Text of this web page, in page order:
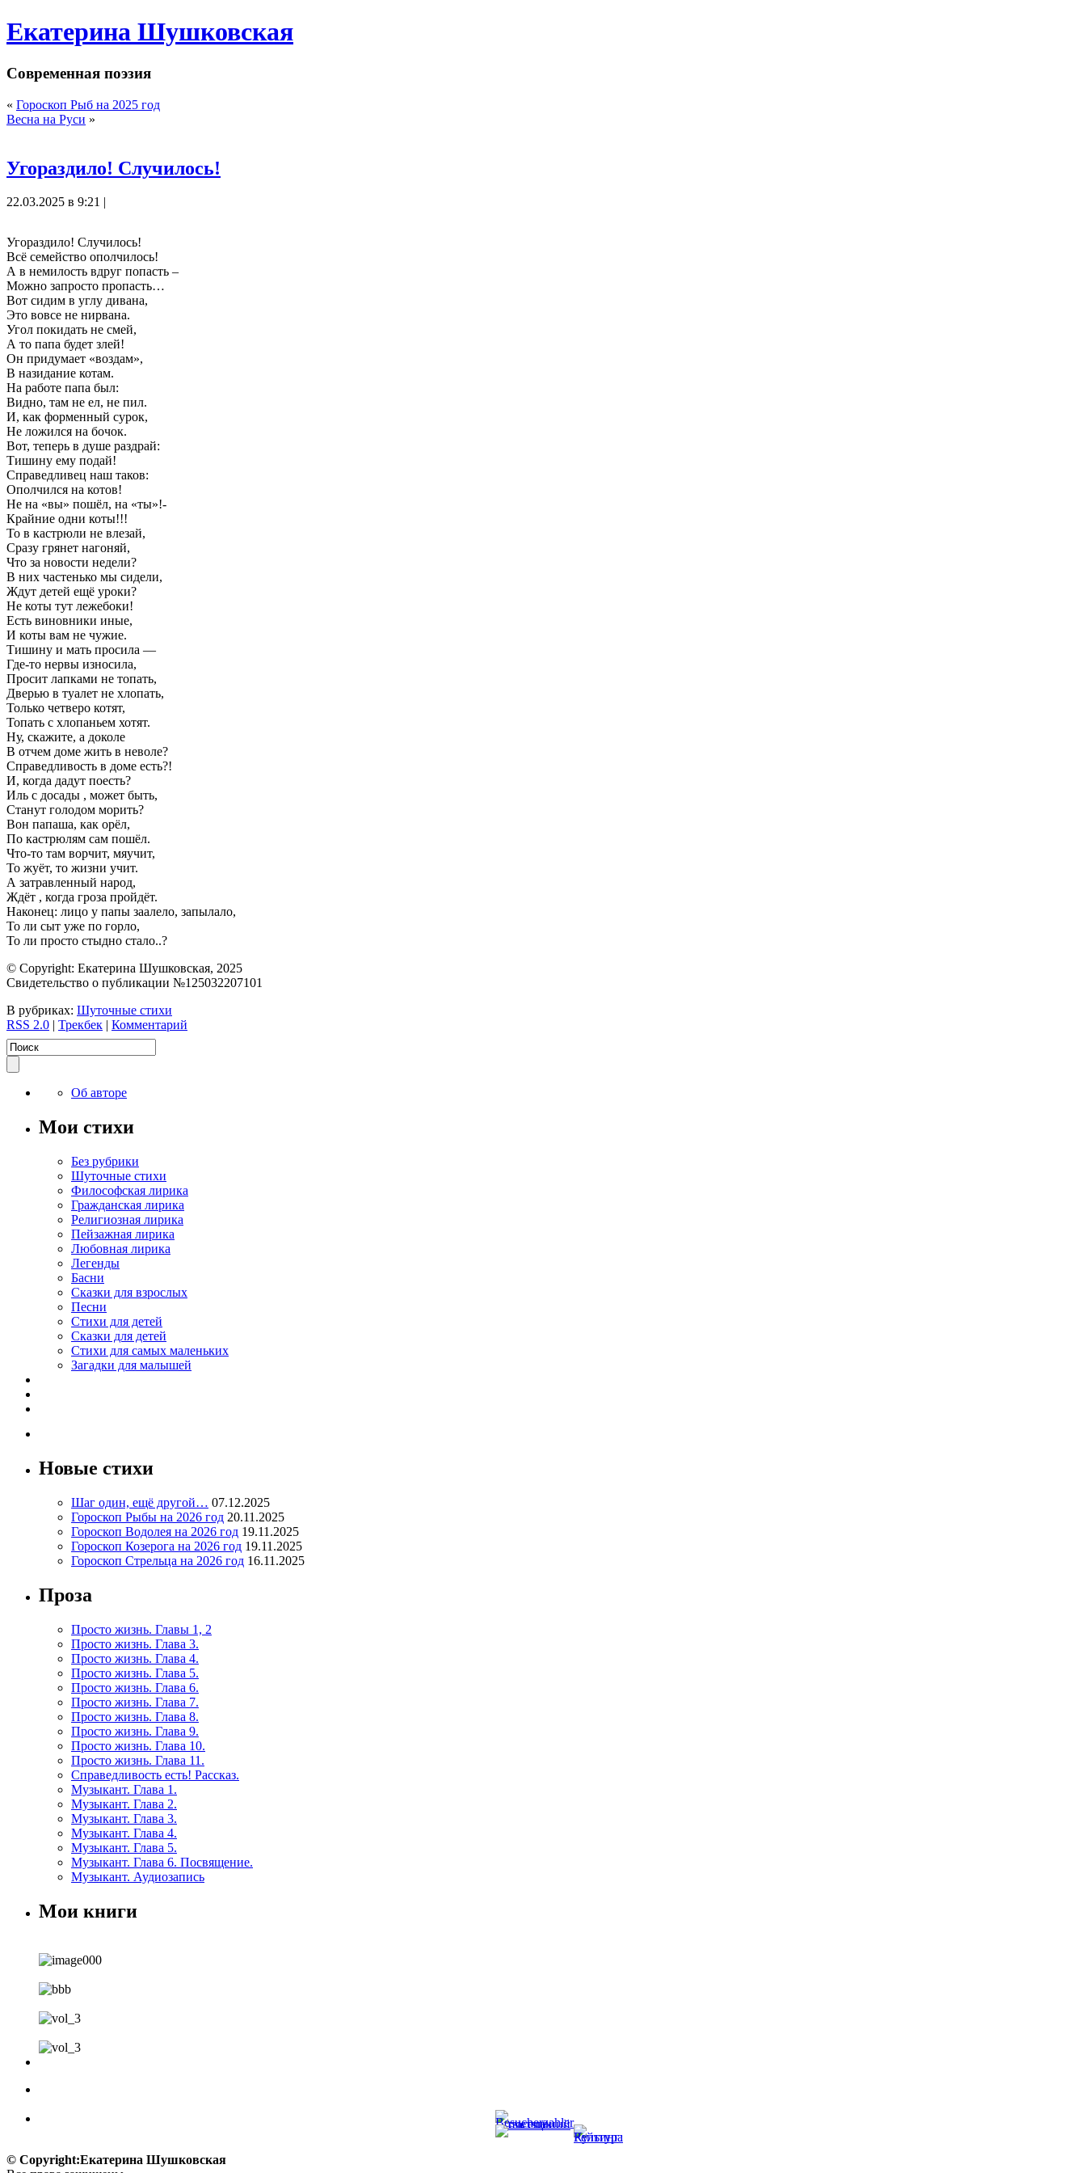
Екатерина Шушковская
Современная поэзия
« Гороскоп Рыб на 2025 год
Весна на Руси »
Угораздило! Случилось!
22.03.2025 в 9:21 |
Угораздило! Случилось!
Всё семейство ополчилось!
А в немилость вдруг попасть –
Можно запросто пропасть…
Вот сидим в углу дивана,
Это вовсе не нирвана.
Угол покидать не смей,
А то папа будет злей!
Он придумает «воздам»,
В назидание котам.
На работе папа был:
Видно, там не ел, не пил.
И, как форменный сурок,
Не ложился на бочок.
Вот, теперь в душе раздрай:
Тишину ему подай!
Справедливец наш таков:
Ополчился на котов!
Не на «вы» пошёл, на «ты»!-
Крайние одни коты!!!
То в кастрюли не влезай,
Сразу грянет нагоняй,
Что за новости недели?
В них частенько мы сидели,
Ждут детей ещё уроки?
Не коты тут лежебоки!
Есть виновники иные,
И коты вам не чужие.
Тишину и мать просила —
Где-то нервы износила,
Просит лапками не топать,
Дверью в туалет не хлопать,
Только четверо котят,
Топать с хлопаньем хотят.
Ну, скажите, а доколе
В отчем доме жить в неволе?
Справедливость в доме есть?!
И, когда дадут поесть?
Иль с досады , может быть,
Станут голодом морить?
Вон папаша, как орёл,
По кастрюлям сам пошёл.
Что-то там ворчит, мяучит,
То жуёт, то жизни учит.
А затравленный народ,
Ждёт , когда гроза пройдёт.
Наконец: лицо у папы заалело, запылало,
То ли сыт уже по горло,
То ли просто стыдно стало..?
© Copyright: Екатерина Шушковская, 2025
Свидетельство о публикации №125032207101
В рубриках: Шуточные стихи
RSS 2.0 | Трекбек | Комментарий
Об авторе
Мои стихи
Без рубрики
Шуточные стихи
Философская лирика
Гражданская лирика
Религиозная лирика
Пейзажная лирика
Любовная лирика
Легенды
Басни
Сказки для взрослых
Песни
Стихи для детей
Сказки для детей
Стихи для самых маленьких
Загадки для малышей
Новые стихи
Шаг один, ещё другой… 07.12.2025
Гороскоп Рыбы на 2026 год 20.11.2025
Гороскоп Водолея на 2026 год 19.11.2025
Гороскоп Козерога на 2026 год 19.11.2025
Гороскоп Стрельца на 2026 год 16.11.2025
Проза
Просто жизнь. Главы 1, 2
Просто жизнь. Глава 3.
Просто жизнь. Глава 4.
Просто жизнь. Глава 5.
Просто жизнь. Глава 6.
Просто жизнь. Глава 7.
Просто жизнь. Глава 8.
Просто жизнь. Глава 9.
Просто жизнь. Глава 10.
Просто жизнь. Глава 11.
Справедливость есть! Рассказ.
Музыкант. Глава 1.
Музыкант. Глава 2.
Музыкант. Глава 3.
Музыкант. Глава 4.
Музыкант. Глава 5.
Музыкант. Глава 6. Посвящение.
Музыкант. Аудиозапись
Мои книги
© Copyright:Екатерина Шушковская